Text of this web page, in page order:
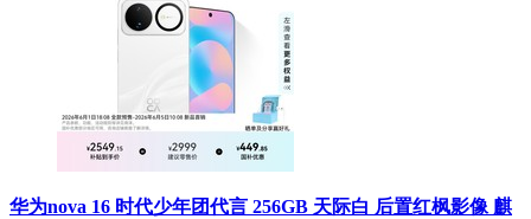
华为nova 16 时代少年团代言 256GB 天际白 后置红枫影像 麒